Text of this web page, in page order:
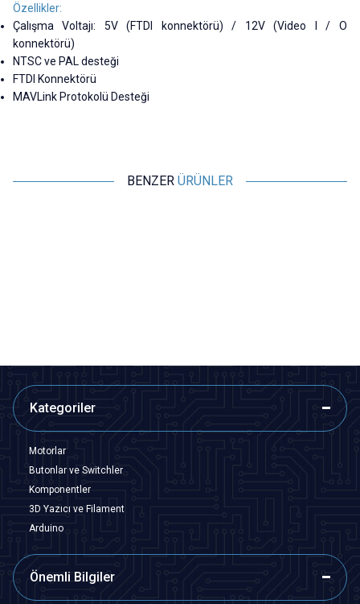
Özellikler:
Çalışma Voltajı: 5V (FTDI konnektörü) / 12V (Video I / O
konnektörü)
NTSC ve PAL desteği
FTDI Konnektörü
MAVLink Protokolü Desteği
BENZER ÜRÜNLER
Kategoriler
Motorlar
Butonlar ve Switchler
Komponentler
3D Yazıcı ve Filament
Arduino
Önemli Bilgiler